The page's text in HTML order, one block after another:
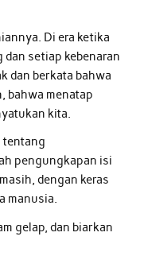
Di era ketika
dan setiap kebenaran
dan berkata bahwa
bahwa menatap
kita.
tentang
pengungkapan isi
dengan keras
manusia.
gelap, dan biarkan